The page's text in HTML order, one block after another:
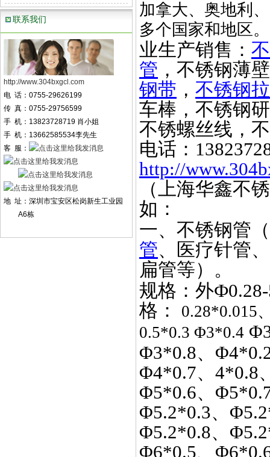
联系我们
http://www.304bxgcl.com
电 话：0755-29626199
传 真：0755-29756599
手 机：13823728719 肖小姐
手 机：13662585534李先生
客 服：
地 址：深圳市宝安区松岗新生工业园
A6栋
加拿大、奥地利
多个国家和地区。
业生产销售：
管 ，不锈钢薄
钢带 ， 不锈钢
车棒，不锈钢
不锈螺丝线，
电话：
http://
（上海华鑫不
如：
一、不锈钢管
管、医疗针管
扁管等）。
规格：外
格：
0.28*0.015
0.5*0.3 Φ3*0.4
Φ3*0.8、
Φ4*0.7、4*0.8
Φ5*0.6、
Φ5.2*0.3、
Φ5.2*0.8、
Φ6*0.5、